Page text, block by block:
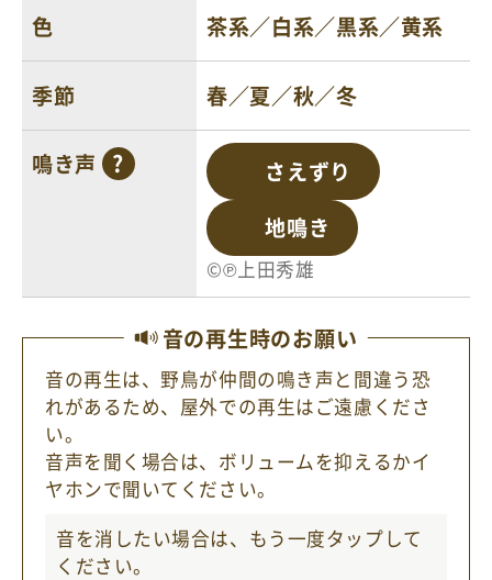
色 茶系／白系／黒系／黄系
季節 春／夏／秋／冬
鳴き声
さえずり
地鳴き
©℗上田秀雄
音の再生時のお願い
音の再生は、野鳥が仲間の鳴き声と間違う恐
れがあるため、屋外での再生はご遠慮くださ
い。
音声を聞く場合は、ボリュームを抑えるかイ
ヤホンで聞いてください。
音を消したい場合は、もう一度タップ して
ください。